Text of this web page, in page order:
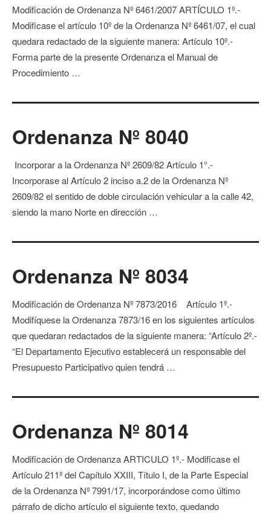
Modificación de Ordenanza Nº 6461/2007 ARTÍCULO 1º.-
Modificase el artículo 10º de la Ordenanza Nº 6461/07, el cual
quedara redactado de la siguiente manera: Artículo 10º.-
Forma parte de la presente Ordenanza el Manual de
Procedimiento …
Ordenanza Nº 8040
Incorporar a la Ordenanza Nº 2609/82 Artículo 1°.-
Incorporase al Artículo 2 inciso a.2 de la Ordenanza Nº
2609/82 el sentido de doble circulación vehicular a la calle 42,
siendo la mano Norte en dirección …
Ordenanza Nº 8034
Modificación de Ordenanza Nº 7873/2016 Artículo 1º.-
Modifíquese la Ordenanza 7873/16 en los siguientes artículos
que quedaran redactados de la siguiente manera: “Artículo 2º.-
“El Departamento Ejecutivo establecerá un responsable del
Presupuesto Participativo quien tendrá …
Ordenanza Nº 8014
Modificación de Ordenanza ARTICULO 1º.- Modificase el
Artículo 211º del Capítulo XXIII, Título I, de la Parte Especial
de la Ordenanza Nº 7991/17, incorporándose como último
párrafo de dicho artículo el siguiente texto, quedando